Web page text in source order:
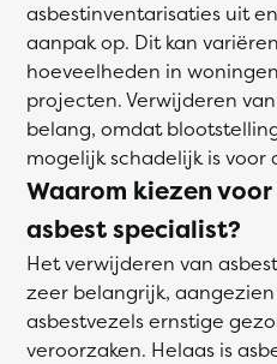
asbestinventarisaties uit
aanpak op. Dit kan
hoeveelheden in
projecten. Verwijderen
belang, omdat
mogelijk schadelijk is voor
Waarom kiezen
asbest specialist?
Het verwijderen van
zeer belangrijk,
asbestvezels ernstige
veroorzaken. Helaas is